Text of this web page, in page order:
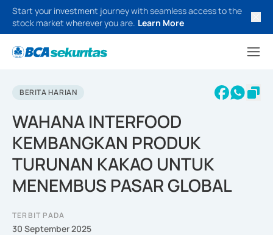
Start your investment journey with seamless access to the
stock market wherever you are. Learn More
BERITA HARIAN
WAHANA INTERFOOD
KEMBANGKAN PRODUK
TURUNAN KAKAO UNTUK
MENEMBUS PASAR GLOBAL
TERBIT PADA
30 September 2025